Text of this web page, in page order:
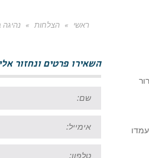
ראשי » הצלחות »
מברור
עמדו
השאירו פרטים ונחזור